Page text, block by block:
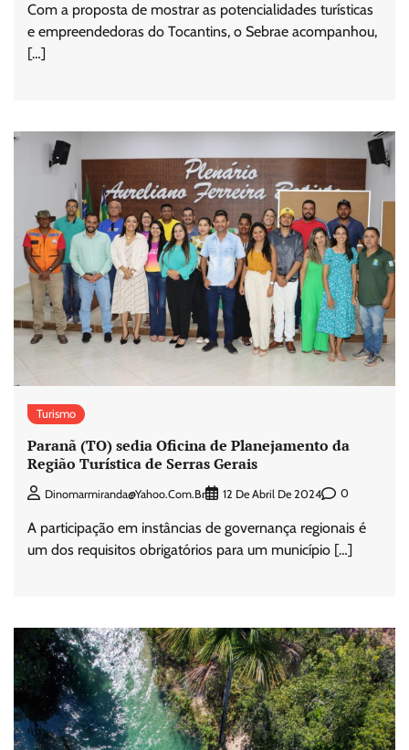
Com a proposta de mostrar as potencialidades turísticas
e empreendedoras do Tocantins, o Sebrae acompanhou,
[…]
Turismo
Paranã (TO) sedia Oficina de Planejamento da
Região Turística de Serras Gerais
Dinomarmiranda@yahoo.com.br 12 De Abril De 2024 0
A participação em instâncias de governança regionais é
um dos requisitos obrigatórios para um município […]